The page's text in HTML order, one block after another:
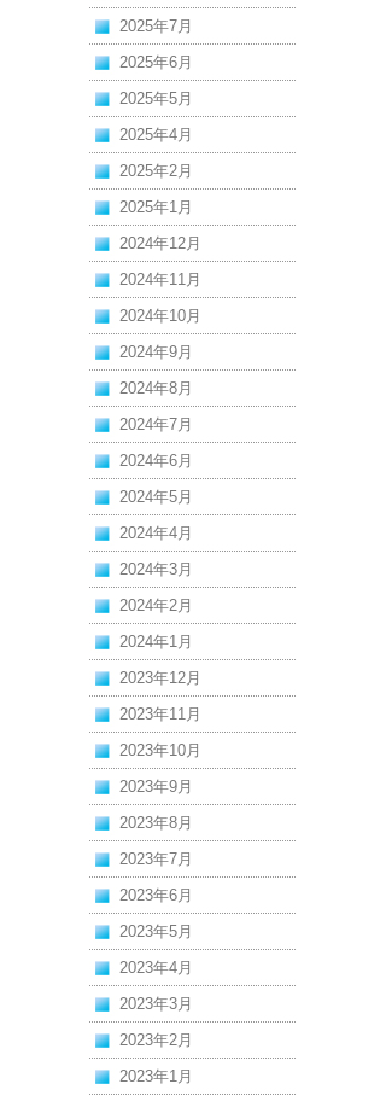
2025年7月
2025年6月
2025年5月
2025年4月
2025年2月
2025年1月
2024年12月
2024年11月
2024年10月
2024年9月
2024年8月
2024年7月
2024年6月
2024年5月
2024年4月
2024年3月
2024年2月
2024年1月
2023年12月
2023年11月
2023年10月
2023年9月
2023年8月
2023年7月
2023年6月
2023年5月
2023年4月
2023年3月
2023年2月
2023年1月